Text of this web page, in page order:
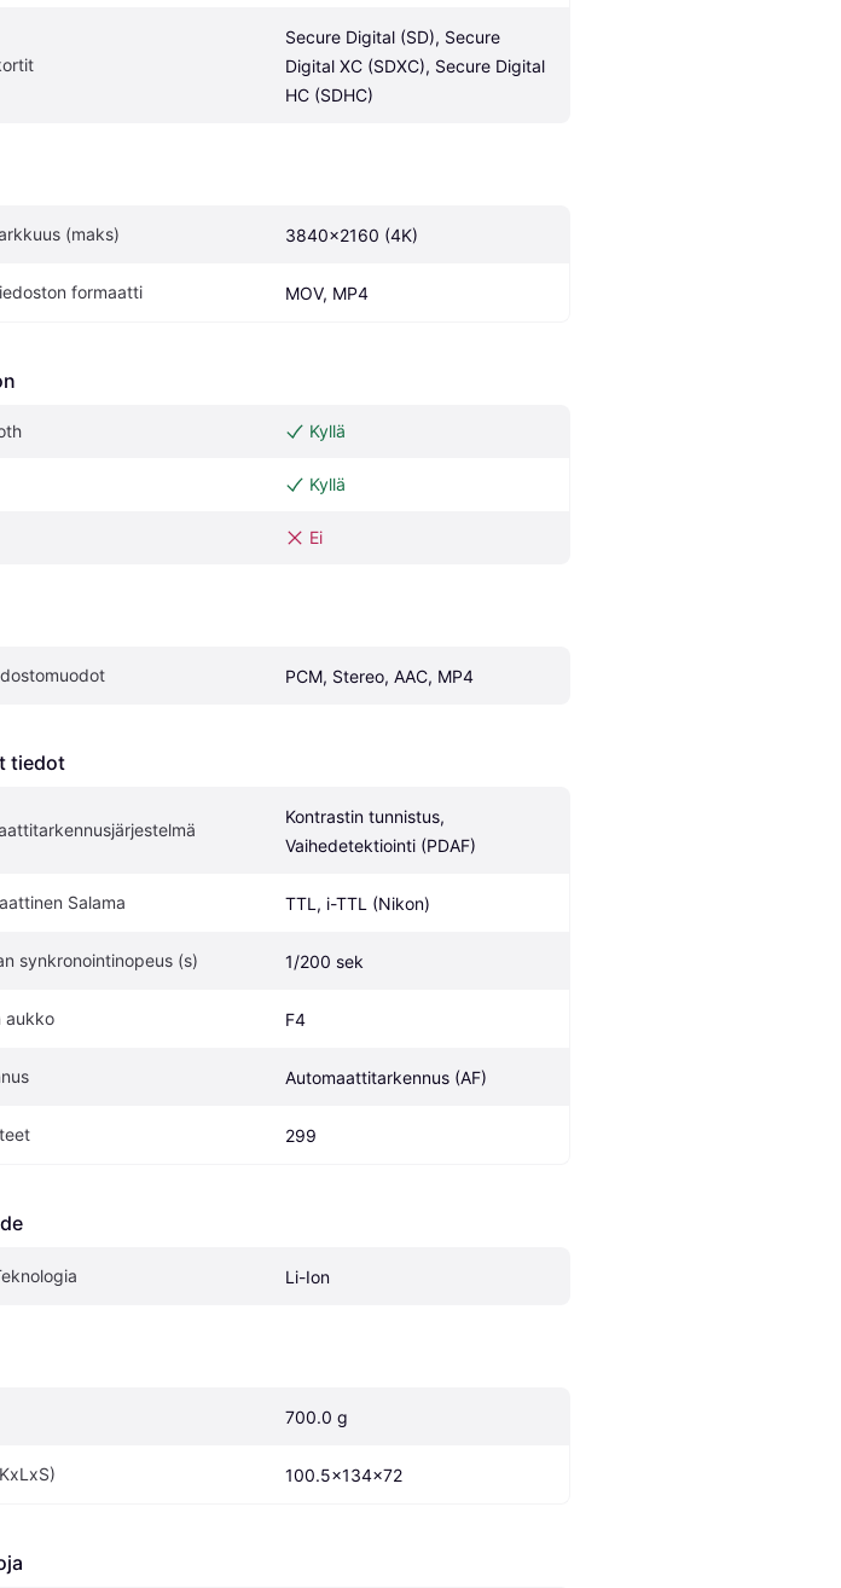
Secure Digital (SD), Secure
Digital XC (SDXC), Secure Digital
HC (SDHC)
(maks) 3840x2160 (4K)
formaatti MOV, MP4
Kyllä
Kyllä
Ei
PCM, Stereo, AAC, MP4
tiedot
Kontrastin tunnistus,
Vaihedetektiointi (PDAF)
Salama TTL, i-TTL (Nikon)
synkronointinopeus (s) 1/200 sek
aukko F4
Automaattitarkennus (AF)
299
Li-Ion
700.0 g
100.5x134x72